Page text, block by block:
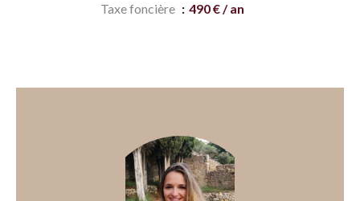
Taxe foncière
490 € / an